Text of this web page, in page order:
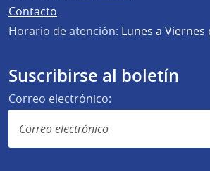
Contacto
Horario de atención: Lunes a Viernes
Suscribirse al boletín
Correo electrónico: